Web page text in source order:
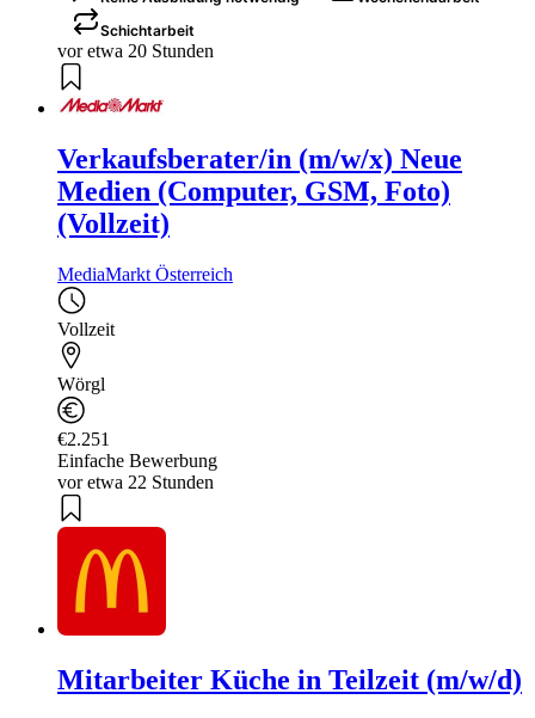
Schichtarbeit
vor etwa 20 Stunden
Verkaufsberater/in (m/w/x) Neue
Medien (Computer, GSM, Foto)
(Vollzeit)
MediaMarkt Österreich
Vollzeit
Wörgl
€2.251
Einfache Bewerbung
vor etwa 22 Stunden
Mitarbeiter Küche in Teilzeit (m/w/d)